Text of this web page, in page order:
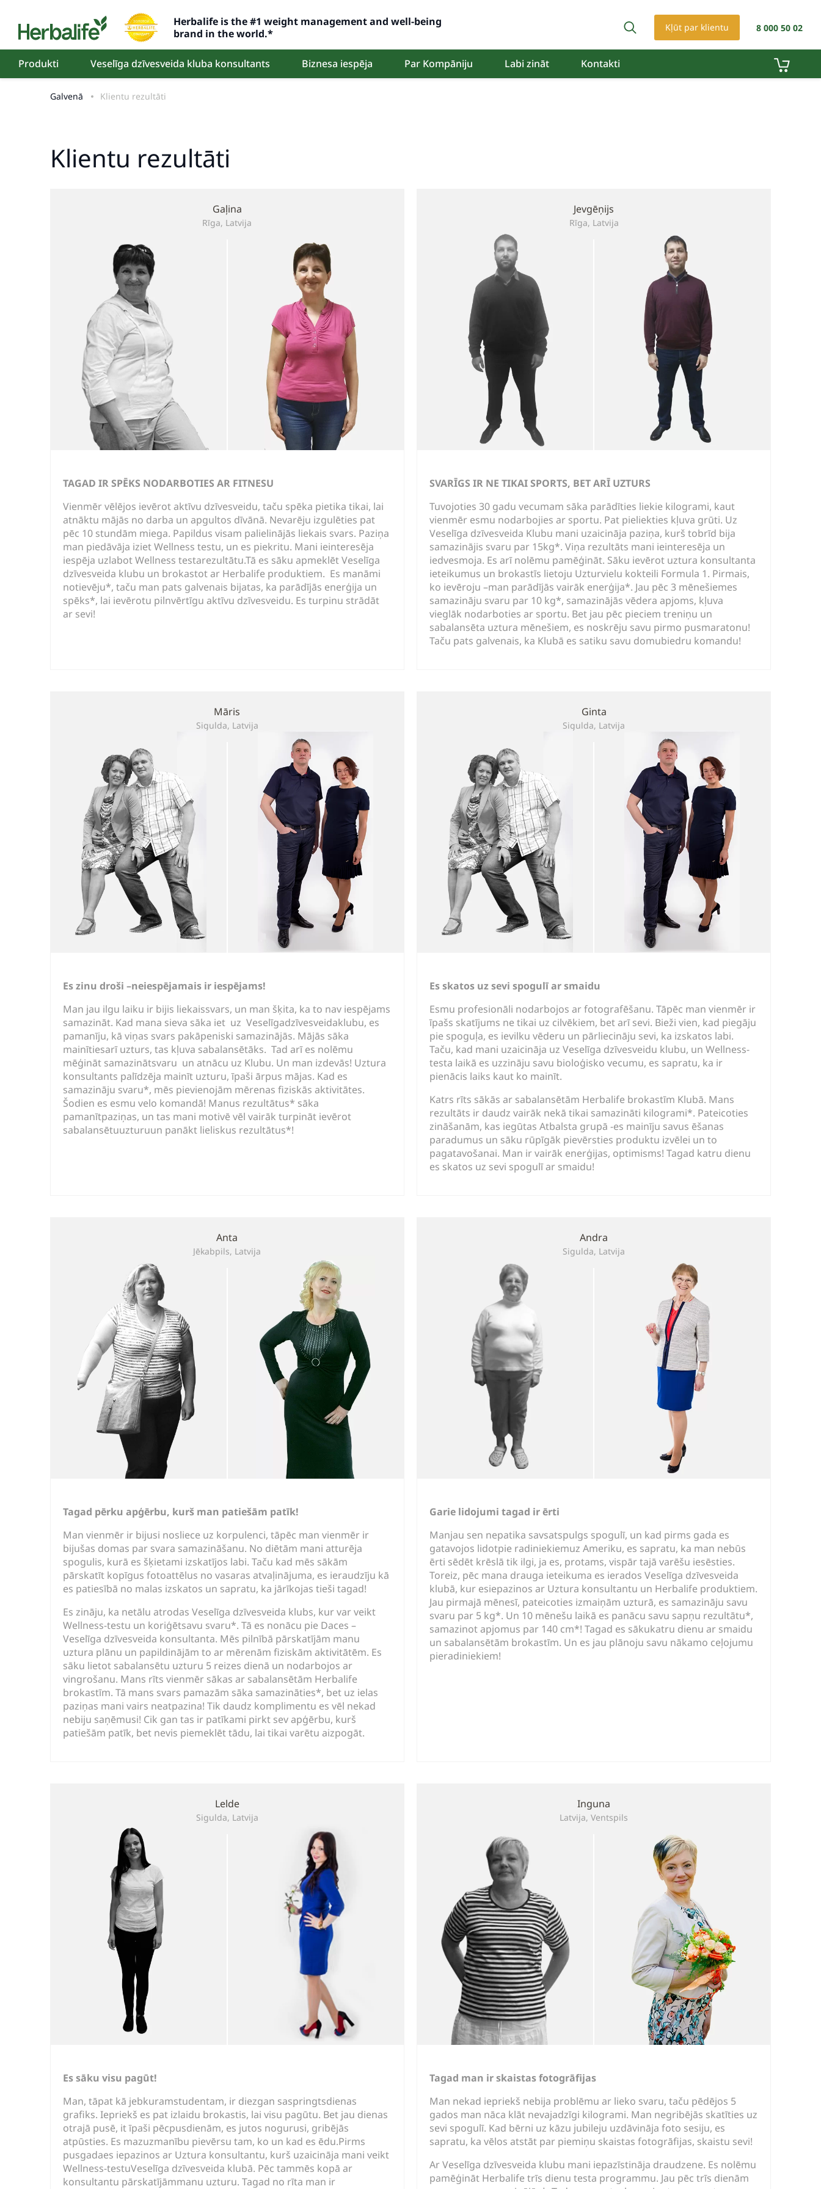
Herbalife is the #1 weight management and well-being
brand in the world.*
Kļūt par klientu 8 000 50 02
Produkti Veselīga dzīvesveida kluba konsultants Biznesa iespēja Par Kompāniju Labi zināt Kontakti
Galvenā Klientu rezultāti
Klientu rezultāti
Gaļina
Rīga, Latvija
TAGAD IR SPĒKS NODARBOTIES AR FITNESU
Vienmēr vēlējos ievērot aktīvu dzīvesveidu, taču spēka pietika tikai, lai
atnāktu mājās no darba un apgultos dīvānā. Nevarēju izgulēties pat
pēc 10 stundām miega. Papildus visam palielinājās liekais svars. Paziņa
man piedāvāja iziet Wellness testu, un es piekritu. Mani ieinteresēja
iespēja uzlabot Wellness testarezultātu.Tā es sāku apmeklēt Veselīga
dzīvesveida klubu un brokastot ar Herbalife produktiem. Es manāmi
notievēju*, taču man pats galvenais bijatas, ka parādījās enerģija un
spēks*, lai ievērotu pilnvērtīgu aktīvu dzīvesveidu. Es turpinu strādāt
ar sevi!
Jevgēņijs
Rīga, Latvija
SVARĪGS IR NE TIKAI SPORTS, BET ARĪ UZTURS
Tuvojoties 30 gadu vecumam sāka parādīties liekie kilogrami, kaut
vienmēr esmu nodarbojies ar sportu. Pat pieliekties kļuva grūti. Uz
Veselīga dzīvesveida Klubu mani uzaicināja paziņa, kurš tobrīd bija
samazinājis svaru par 15kg*. Viņa rezultāts mani ieinteresēja un
iedvesmoja. Es arī nolēmu pamēģināt. Sāku ievērot uztura konsultanta
ieteikumus un brokastīs lietoju Uzturvielu kokteili Formula 1. Pirmais,
ko ievēroju –man parādījās vairāk enerģija*. Jau pēc 3 mēnešiemes
samazināju svaru par 10 kg*, samazinājās vēdera apjoms, kļuva
vieglāk nodarboties ar sportu. Bet jau pēc pieciem treniņu un
sabalansēta uztura mēnešiem, es noskrēju savu pirmo pusmaratonu!
Taču pats galvenais, ka Klubā es satiku savu domubiedru komandu!
Māris
Sigulda, Latvija
Es zinu droši –neiespējamais ir iespējams!
Man jau ilgu laiku ir bijis liekaissvars, un man šķita, ka to nav iespējams
samazināt. Kad mana sieva sāka iet uz Veselīgadzīvesveidaklubu, es
pamanīju, kā viņas svars pakāpeniski samazinājās. Mājās sāka
mainītiesarī uzturs, tas kļuva sabalansētāks. Tad arī es nolēmu
mēģināt samazinātsvaru un atnācu uz Klubu. Un man izdevās! Uztura
konsultants palīdzēja mainīt uzturu, īpaši ārpus mājas. Kad es
samazināju svaru*, mēs pievienojām mērenas fiziskās aktivitātes.
Šodien es esmu velo komandā! Manus rezultātus* sāka
pamanītpaziņas, un tas mani motivē vēl vairāk turpināt ievērot
sabalansētuuzturuun panākt lieliskus rezultātus*!
Ginta
Sigulda, Latvija
Es skatos uz sevi spogulī ar smaidu
Esmu profesionāli nodarbojos ar fotografēšanu. Tāpēc man vienmēr ir
īpašs skatījums ne tikai uz cilvēkiem, bet arī sevi. Bieži vien, kad piegāju
pie spoguļa, es ievilku vēderu un pārliecināju sevi, ka izskatos labi.
Taču, kad mani uzaicināja uz Veselīga dzīvesveidu klubu, un Wellness-
testa laikā es uzzināju savu bioloģisko vecumu, es sapratu, ka ir
pienācis laiks kaut ko mainīt.
Katrs rīts sākās ar sabalansētām Herbalife brokastīm Klubā. Mans
rezultāts ir daudz vairāk nekā tikai samazināti kilogrami*. Pateicoties
zināšanām, kas iegūtas Atbalsta grupā -es mainīju savus ēšanas
paradumus un sāku rūpīgāk pievērsties produktu izvēlei un to
pagatavošanai. Man ir vairāk enerģijas, optimisms! Tagad katru dienu
es skatos uz sevi spogulī ar smaidu!
Anta
Jēkabpils, Latvija
Tagad pērku apģērbu, kurš man patiešām patīk!
Man vienmēr ir bijusi nosliece uz korpulenci, tāpēc man vienmēr ir
bijušas domas par svara samazināšanu. No diētām mani atturēja
spogulis, kurā es šķietami izskatījos labi. Taču kad mēs sākām
pārskatīt kopīgus fotoattēlus no vasaras atvaļinājuma, es ieraudzīju kā
es patiesībā no malas izskatos un sapratu, ka jārīkojas tieši tagad!
Es zināju, ka netālu atrodas Veselīga dzīvesveida klubs, kur var veikt
Wellness-testu un koriģētsavu svaru*. Tā es nonācu pie Daces –
Veselīga dzīvesveida konsultanta. Mēs pilnībā pārskatījām manu
uztura plānu un papildinājām to ar mērenām fiziskām aktivitātēm. Es
sāku lietot sabalansētu uzturu 5 reizes dienā un nodarbojos ar
vingrošanu. Mans rīts vienmēr sākas ar sabalansētām Herbalife
brokastīm. Tā mans svars pamazām sāka samazināties*, bet uz ielas
paziņas mani vairs neatpazina! Tik daudz komplimentu es vēl nekad
nebiju saņēmusi! Cik gan tas ir patīkami pirkt sev apģērbu, kurš
patiešām patīk, bet nevis piemeklēt tādu, lai tikai varētu aizpogāt.
Andra
Sigulda, Latvija
Garie lidojumi tagad ir ērti
Manjau sen nepatika savsatspulgs spogulī, un kad pirms gada es
gatavojos lidotpie radiniekiemuz Ameriku, es sapratu, ka man nebūs
ērti sēdēt krēslā tik ilgi, ja es, protams, vispār tajā varēšu iesēsties.
Toreiz, pēc mana drauga ieteikuma es ierados Veselīga dzīvesveida
klubā, kur esiepazinos ar Uztura konsultantu un Herbalife produktiem.
Jau pirmajā mēnesī, pateicoties izmaiņām uzturā, es samazināju savu
svaru par 5 kg*. Un 10 mēnešu laikā es panācu savu sapņu rezultātu*,
samazinot apjomus par 140 cm*! Tagad es sākukatru dienu ar smaidu
un sabalansētām brokastīm. Un es jau plānoju savu nākamo ceļojumu
pieradiniekiem!
Lelde
Sigulda, Latvija
Es sāku visu pagūt!
Man, tāpat kā jebkuramstudentam, ir diezgan saspringtsdienas
grafiks. Iepriekš es pat izlaidu brokastis, lai visu pagūtu. Bet jau dienas
otrajā pusē, it īpaši pēcpusdienām, es jutos nogurusi, gribējās
atpūsties. Es mazuzmanību pievērsu tam, ko un kad es ēdu.Pirms
pusgadaes iepazinos ar Uztura konsultantu, kurš uzaicināja mani veikt
Wellness-testuVeselīga dzīvesveida klubā. Pēc tammēs kopā ar
konsultantu pārskatījāmmanu uzturu. Tagad no rīta man ir
Inguna
Latvija, Ventspils
Tagad man ir skaistas fotogrāfijas
Man nekad iepriekš nebija problēmu ar lieko svaru, taču pēdējos 5
gados man nāca klāt nevajadzīgi kilogrami. Man negribējās skatīties uz
sevi spogulī. Kad bērni uz kāzu jubileju uzdāvināja foto sesiju, es
sapratu, ka vēlos atstāt par piemiņu skaistas fotogrāfijas, skaistu sevi!
Ar Veselīga dzīvesveida klubu mani iepazīstināja draudzene. Es nolēmu
pamēģināt Herbalife trīs dienu testa programmu. Jau pēc trīs dienām